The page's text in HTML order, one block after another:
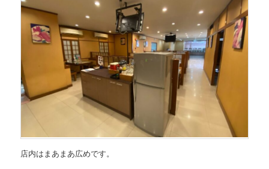
店内はまあまあ広めです。